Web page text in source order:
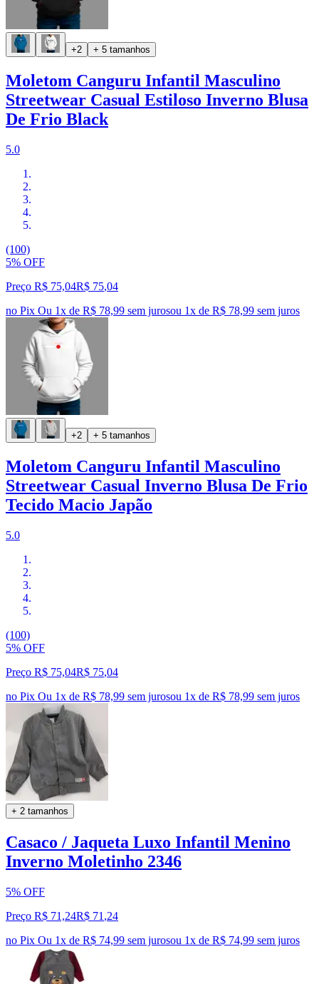
+2 + 5 tamanhos
Moletom Canguru Infantil Masculino
Streetwear Casual Estiloso Inverno Blusa
De Frio Black
5.0
(100)
5% OFF
Preço R$ 75,04R$ 75,04
no Pix Ou 1x de R$ 78,99 sem jurosou 1x de R$ 78,99 sem juros
+2 + 5 tamanhos
Moletom Canguru Infantil Masculino
Streetwear Casual Inverno Blusa De Frio
Tecido Macio Japão
5.0
(100)
5% OFF
Preço R$ 75,04R$ 75,04
no Pix Ou 1x de R$ 78,99 sem jurosou 1x de R$ 78,99 sem juros
+ 2 tamanhos
Casaco / Jaqueta Luxo Infantil Menino
Inverno Moletinho 2346
5% OFF
Preço R$ 71,24R$ 71 ,24
no Pix Ou 1x de R$ 74,99 sem jurosou 1x de R$ 74,99 sem juros